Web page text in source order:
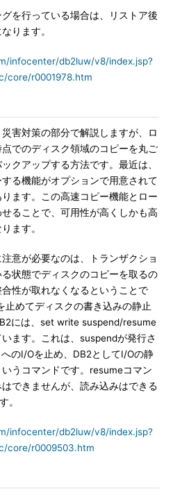
を行っている場合は、リストア後
ります。
infocenter/db2luw/v8/index.jsp?
core/r0001978.htm
害対策の部分で解説しますが、ロ
でのディスク領域のコピーを丸ご
クアップする方法です。最近は、
る機能がオプションで用意されて
ます。この高速コピー機能とロー
ることで、可用性が高くしかも高
ます。
意が必要なのは、トランザクショ
状態でディスクのコピーを取るの
性が取れなくなるということで
止めてディスクの書き込みの静止
には、set write suspend/resume
ます。これは、suspendが発行さ
のI/Oを止め、DB2としてI/Oの静
うコマンドです。resumeコマン
できませんが、読み込みはできる
。
infocenter/db2luw/v8/index.jsp?
core/r0009503.htm